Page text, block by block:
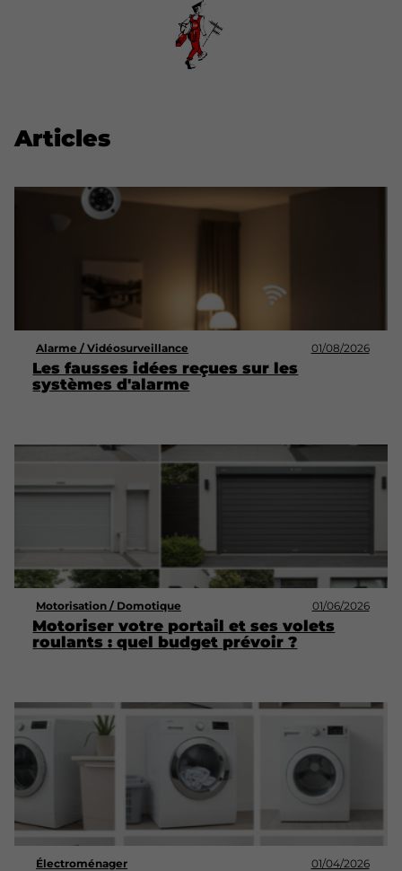
Articles
Alarme / Vidéosurveillance 01/08/2026
Les fausses idées reçues sur les
systèmes d'alarme
Motorisation / Domotique 01/06/2026
Motoriser votre portail et ses volets
roulants : quel budget prévoir ?
Électroménager 01/04/2026